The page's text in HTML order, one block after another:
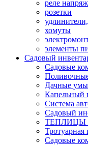
реле
розетки
хомуты
элементы
Садовый
Садовые
Дачные
Капельный
Система
Садовый
ТЕПЛИЦЫ
Тротуарная
Садовые